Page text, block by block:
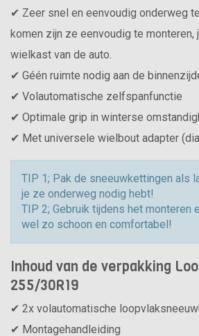
✔ Zeer snel en eenvoudig onderweg
komen zijn ze eenvoudig te
wielkast van de auto.
✔ Géén ruimte nodig aan de
✔ Volautomatische zelfspanfunctie
✔ Optimale grip in winterse
✔ Met universele wielbout adapter
TIP 1; Pak de sneeuwkettingen als
je ze onderweg nodig hebt!
TIP 2; Gebruik tijdens het monteren
wel zo schoon en comfortabel!
Inhoud van de verpakking
255/30R19
✔ 2x volautomatische
✔ Montagehandleiding